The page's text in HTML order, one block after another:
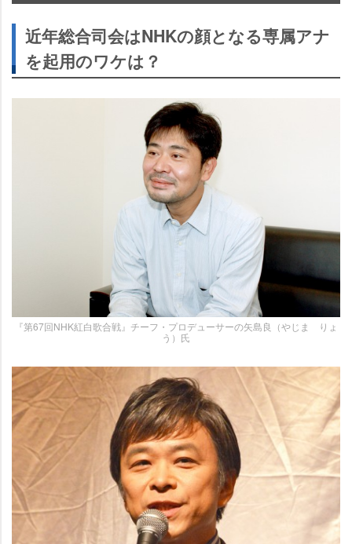
近年総合司会はNHKの顔となる専属アナ
を起用のワケは？
『第67回NHK紅白歌合戦』チーフ・プロデューサーの矢島良（やじま りょ
う）氏